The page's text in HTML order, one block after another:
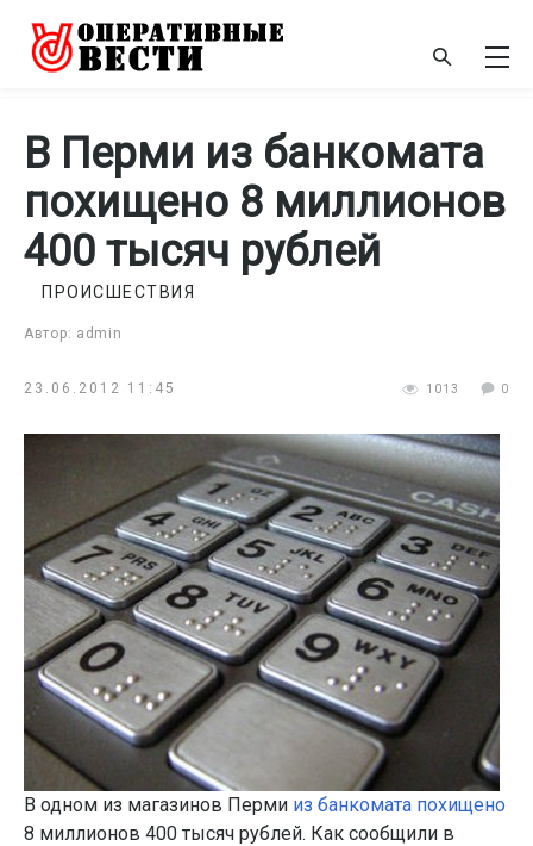
В Перми из банкомата
похищено 8 миллионов
400 тысяч рублей
Автор: admin
ПРОИСШЕСТВИЯ
23.06.2012 11:45 1013 0
В одном из магазинов Перми из банкомата похищено
8 миллионов 400 тысяч рублей. Как сообщили в